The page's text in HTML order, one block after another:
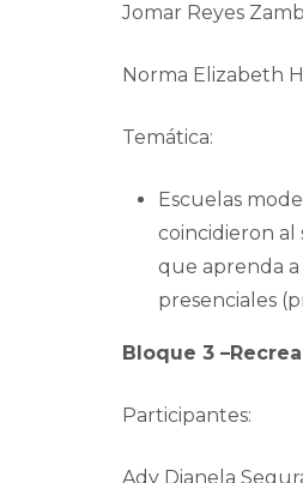
Jomar Reyes
Norma Elizabeth
Temática:
Escuelas
coincidieron al
que aprenda a
presenciales
Bloque 3
Participantes:
Ady Dianela